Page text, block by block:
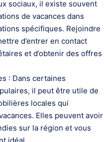
sociaux, il existe souvent
de vacances dans
spécifiques. Rejoindre
d’entrer en contact
et d’obtenir des offres
: Dans certaines
il peut être utile de
locales qui
Elles peuvent avoir
sur la région et vous